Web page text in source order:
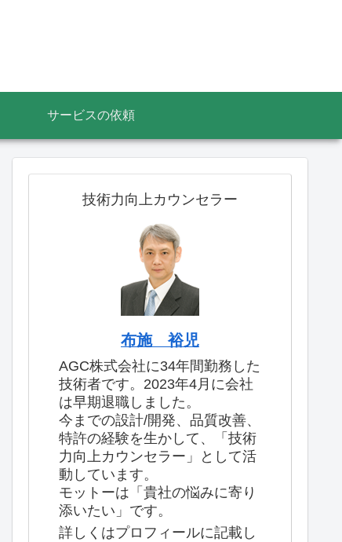
サービスの依頼
技術力向上カウンセラー
布施 裕児
AGC株式会社に34年間勤務した
技術者です。2023年4月に会社
は早期退職しました。
今までの設計/開発、品質改善、
特許の経験を生かして、「技術
力向上カウンセラー」として活
動しています。
モットーは「貴社の悩みに寄り
添いたい」です。
詳しくはプロフィールに記載し